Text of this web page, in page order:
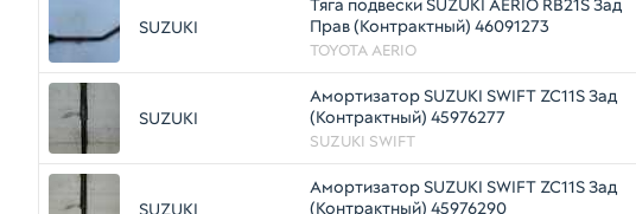
SUZUKI
Тяга подвески SUZUKI AERIO RB21S Зад
Прав (Контрактный) 46091273
TOYOTA AERIO
SUZUKI
Амортизатор SUZUKI SWIFT ZC11S Зад
(Контрактный) 45976277
SUZUKI SWIFT
SUZUKI
Амортизатор SUZUKI SWIFT ZC11S Зад
(Контрактный) 45976290